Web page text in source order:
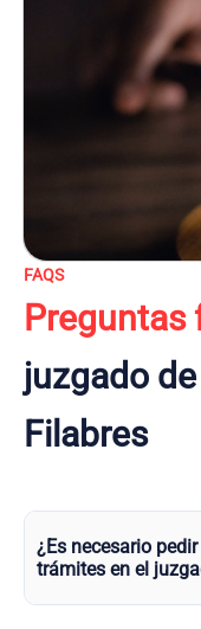
FAQS
juzgado
Filabres
¿Es necesario
trámites en el